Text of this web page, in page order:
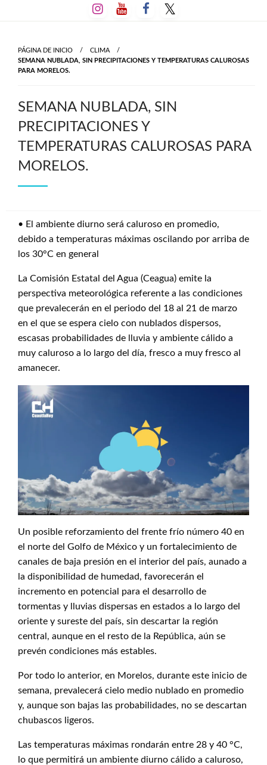
al
PÁGINA DE INICIO
CLIMA
SEMANA NUBLADA, SIN PRECIPITACIONES Y TEMPERATURAS CALUROSAS
PARA MORELOS.
SEMANA NUBLADA, SIN
PRECIPITACIONES Y
TEMPERATURAS CALUROSAS PARA
MORELOS.
• El ambiente diurno será caluroso en promedio,
debido a temperaturas máximas oscilando por arriba de
los 30°C en general
La Comisión Estatal del Agua (Ceagua) emite la
perspectiva meteorológica referente a las condiciones
que prevalecerán en el periodo del 18 al 21 de marzo
en el que se espera cielo con nublados dispersos,
escasas probabilidades de lluvia y ambiente cálido a
muy caluroso a lo largo del día, fresco a muy fresco al
amanecer.
Un posible reforzamiento del frente frío número 40 en
el norte del Golfo de México y un fortalecimiento de
canales de baja presión en el interior del país, aunado a
la disponibilidad de humedad, favorecerán el
incremento en potencial para el desarrollo de
tormentas y lluvias dispersas en estados a lo largo del
oriente y sureste del país, sin descartar la región
central, aunque en el resto de la República, aún se
prevén condiciones más estables.
Por todo lo anterior, en Morelos, durante este inicio de
semana, prevalecerá cielo medio nublado en promedio
y, aunque son bajas las probabilidades, no se descartan
chubascos ligeros.
Las temperaturas máximas rondarán entre 28 y 40 °C,
lo que permitirá un ambiente diurno cálido a caluroso,